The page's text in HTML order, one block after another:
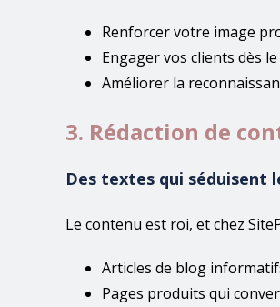
Renforcer votre image
Engager vos clients dès
Améliorer la
3. Rédaction de
Des textes qui séduisent
Le contenu est roi, et chez
Articles de blog
Pages produits qui